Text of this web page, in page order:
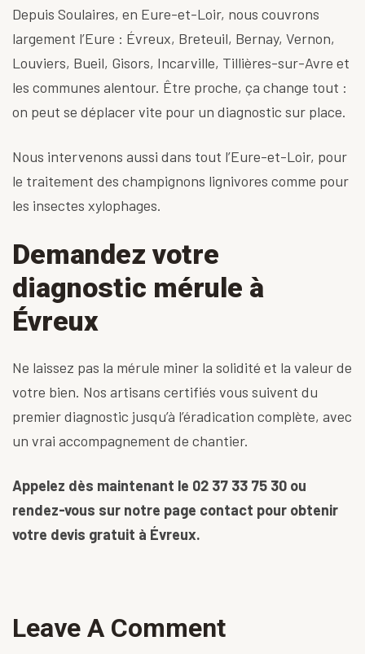
Depuis Soulaires, en Eure-et-Loir, nous couvrons
largement l’Eure : Évreux, Breteuil, Bernay, Vernon,
Louviers, Bueil, Gisors, Incarville, Tillières-sur-Avre et
les communes alentour. Être proche, ça change tout :
on peut se déplacer vite pour un diagnostic sur place.
Nous intervenons aussi dans tout l’Eure-et-Loir, pour
le traitement des champignons lignivores comme pour
les insectes xylophages.
Demandez votre
diagnostic mérule à
Évreux
Ne laissez pas la mérule miner la solidité et la valeur de
votre bien. Nos artisans certifiés vous suivent du
premier diagnostic jusqu’à l’éradication complète, avec
un vrai accompagnement de chantier.
Appelez dès maintenant le 02 37 33 75 30 ou
rendez-vous sur notre page contact pour obtenir
votre devis gratuit à Évreux.
Leave A Comment